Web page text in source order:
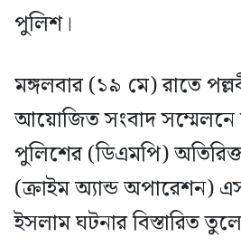
পুলিশ।
মঙ্গলবার (১৯ মে) রাতে
আয়োজিত সংবাদ সম্মেলনে
পুলিশের (ডিএমপি)
(ক্রাইম অ্যান্ড
ইসলাম ঘটনার বিস্তারিত